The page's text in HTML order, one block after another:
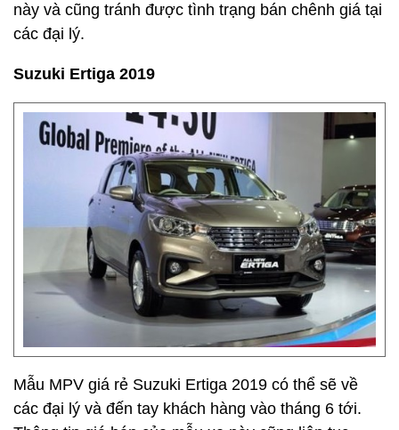
này và cũng tránh được tình trạng bán chênh giá tại
các đại lý.
Suzuki Ertiga 2019
Mẫu MPV giá rẻ Suzuki Ertiga 2019 có thể sẽ về
các đại lý và đến tay khách hàng vào tháng 6 tới.